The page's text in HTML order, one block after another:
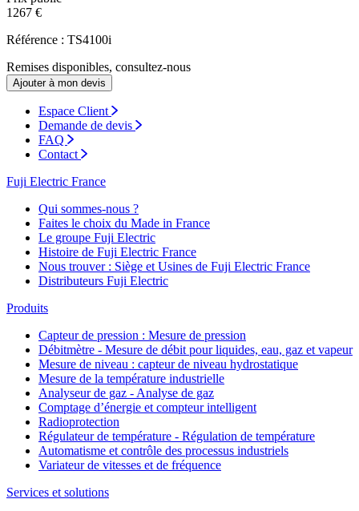
1267 €
Référence : TS4100i
Remises disponibles, consultez-nous
Ajouter à mon devis
Espace Client
Demande de devis
FAQ
Contact
Fuji Electric France
Qui sommes-nous ?
Faites le choix du Made in France
Le groupe Fuji Electric
Histoire de Fuji Electric France
Nous trouver : Siège et Usines de Fuji Electric France
Distributeurs Fuji Electric
Produits
Capteur de pression : Mesure de pression
Débitmètre - Mesure de débit pour liquides, eau, gaz et vapeur
Mesure de niveau : capteur de niveau hydrostatique
Mesure de la température industrielle
Analyseur de gaz - Analyse de gaz
Comptage d’énergie et compteur intelligent
Radioprotection
Régulateur de température - Régulation de température
Automatisme et contrôle des processus industriels
Variateur de vitesses et de fréquence
Services et solutions